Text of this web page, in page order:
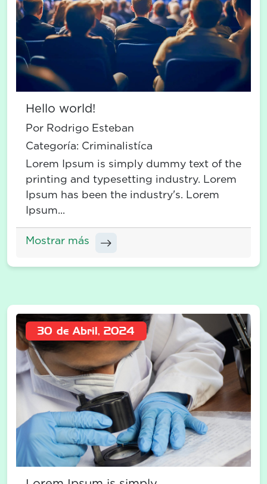
Hello world!
Por Rodrigo Esteban
Categoría: Criminalistíca
Lorem Ipsum is simply dummy text of the
printing and typesetting industry. Lorem
Ipsum has been the industry's. Lorem
Ipsum...
Mostrar más
30 de Abril, 2024